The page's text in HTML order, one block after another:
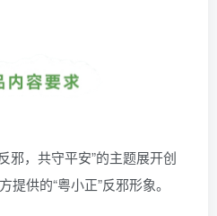
邪，共守平安”的主题展开创
供的“粤小正”反邪形象。